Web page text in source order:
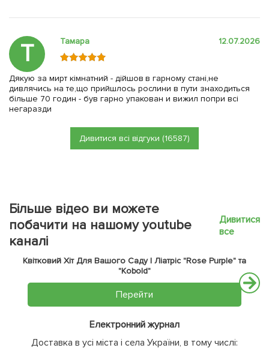
Т Тамара 12.07.2026
Дякую за мирт кімнатний - дійшов в гарному стані,не
дивлячись на те,що прийшлось рослини в пути знаходиться
більше 70 годин - був гарно упакован и вижил попри всі
негаразди
Дивитися всі відгуки (16587)
Більше відео ви можете
побачити на нашому youtube
каналі
Дивитися
все
Квітковий Хіт Для Вашого Саду | Ліатріс "Rose Purple" та
"Kobold"
Перейти
Електронний журнал
Доставка в усі міста і села України, в тому числі: